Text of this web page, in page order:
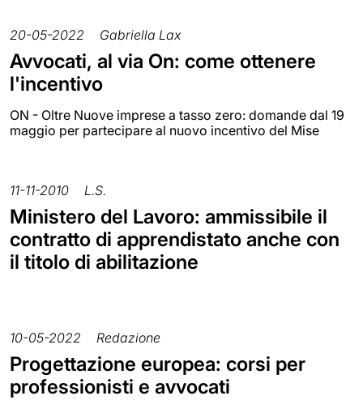
20-05-2022 Gabriella Lax
Avvocati, al via On: come ottenere
l'incentivo
ON - Oltre Nuove imprese a tasso zero: domande dal 19
maggio per partecipare al nuovo incentivo del Mise
11-11-2010 L.S.
Ministero del Lavoro: ammissibile il
contratto di apprendistato anche con
il titolo di abilitazione
10-05-2022 Redazione
Progettazione europea: corsi per
professionisti e avvocati